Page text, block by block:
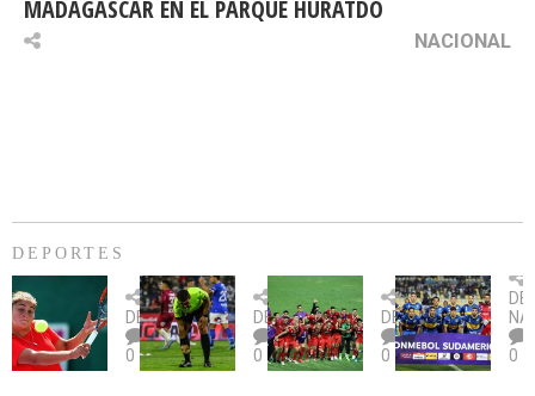
MADAGASCAR EN EL PARQUE HURATDO
NACIONAL
DEPORTES
Billie
Jean
King
Cup:
DEPORTES
0
U.
Católica
fue
citada
DEPORTES
0
Copa
Sudamericana:
U.
La
DEPORTES
0
un
0